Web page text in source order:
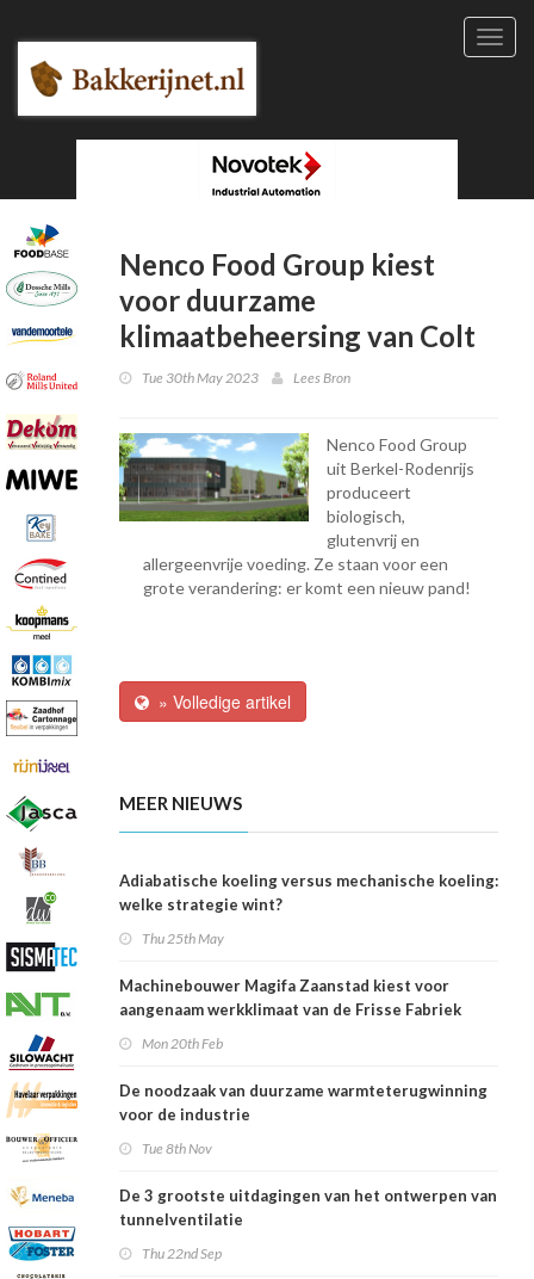
Nenco Food Group kiest
voor duurzame
klimaatbeheersing van Colt
Tue 30th May 2023 Lees Bron
Nenco Food Group
uit Berkel-Rodenrijs
produceert
biologisch,
glutenvrij en
allergeenvrije voeding. Ze staan voor een
grote verandering: er komt een nieuw pand!
» Volledige artikel
MEER NIEUWS
Adiabatische koeling versus mechanische koeling:
welke strategie wint?
Thu 25th May
Machinebouwer Magifa Zaanstad kiest voor
aangenaam werkklimaat van de Frisse Fabriek
Mon 20th Feb
De noodzaak van duurzame warmteterugwinning
voor de industrie
Tue 8th Nov
De 3 grootste uitdagingen van het ontwerpen van
tunnelventilatie
Thu 22nd Sep